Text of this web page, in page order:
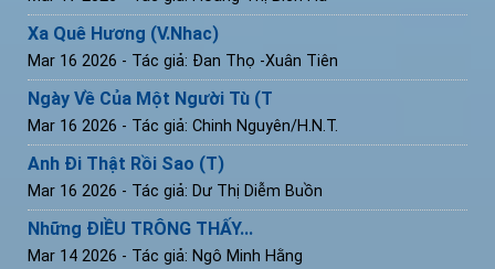
Xa Quê Hương (V.Nhac)
Mar 16 2026 - Tác giả: Đan Thọ -Xuân Tiên
Ngày Về Của Một Người Tù (T
Mar 16 2026 - Tác giả: Chinh Nguyên/H.N.T.
Anh Đi Thật Rồi Sao (T)
Mar 16 2026 - Tác giả: Dư Thị Diễm Buồn
Những ĐIỀU TRÔNG THẤY...
Mar 14 2026 - Tác giả: Ngô Minh Hằng